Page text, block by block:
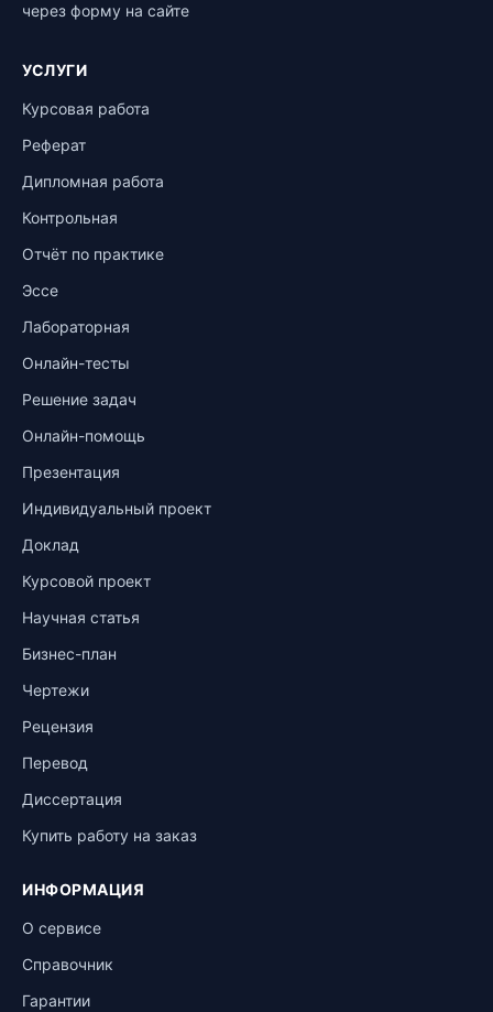
через форму на сайте
УСЛУГИ
Курсовая работа
Реферат
Дипломная работа
Контрольная
Отчёт по практике
Эссе
Лабораторная
Онлайн-тесты
Решение задач
Онлайн-помощь
Презентация
Индивидуальный проект
Доклад
Курсовой проект
Научная статья
Бизнес-план
Чертежи
Рецензия
Перевод
Диссертация
Купить работу на заказ
ИНФОРМАЦИЯ
О сервисе
Справочник
Гарантии